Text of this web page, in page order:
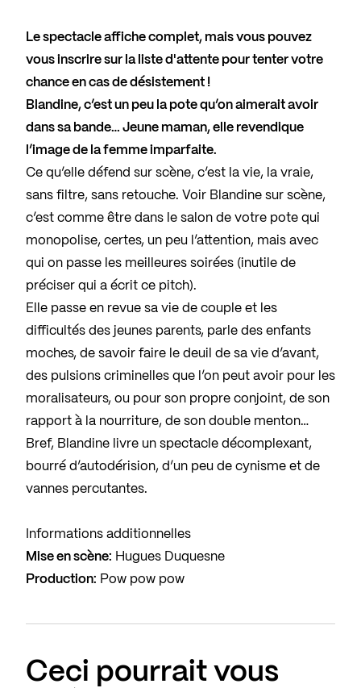
Le spectacle affiche complet, mais vous pouvez
vous inscrire sur la liste d'attente pour tenter votre
chance en cas de désistement !
Blandine, c’est un peu la pote qu’on aimerait avoir
dans sa bande… Jeune maman, elle revendique
l’image de la femme imparfaite.
Ce qu’elle défend sur scène, c’est la vie, la vraie,
sans filtre, sans retouche. Voir Blandine sur scène,
c’est comme être dans le salon de votre pote qui
monopolise, certes, un peu l’attention, mais avec
qui on passe les meilleures soirées (inutile de
préciser qui a écrit ce pitch).
Elle passe en revue sa vie de couple et les
difficultés des jeunes parents, parle des enfants
moches, de savoir faire le deuil de sa vie d’avant,
des pulsions criminelles que l’on peut avoir pour les
moralisateurs, ou pour son propre conjoint, de son
rapport à la nourriture, de son double menton…
Bref, Blandine livre un spectacle décomplexant,
bourré d’autodérision, d’un peu de cynisme et de
vannes percutantes.
Informations additionnelles
Mise en scène: Hugues Duquesne
Production: Pow pow pow
Ceci pourrait vous